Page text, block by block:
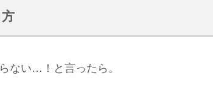
ない…！と言ったら。